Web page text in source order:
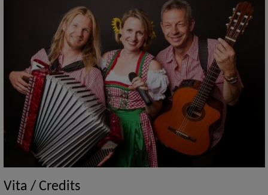
Vita / Credits